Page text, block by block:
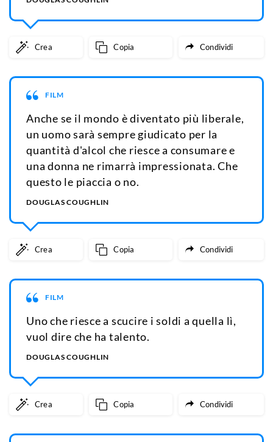
Crea Copia Condividi
FILM
Anche se il mondo è diventato più liberale,
un uomo sarà sempre giudicato per la
quantità d'alcol che riesce a consumare e
una donna ne rimarrà impressionata. Che
questo le piaccia o no.
DOUGLAS COUGHLIN
Crea Copia Condividi
FILM
Uno che riesce a scucire i soldi a quella lì,
vuol dire che ha talento.
DOUGLAS COUGHLIN
Crea Copia Condividi